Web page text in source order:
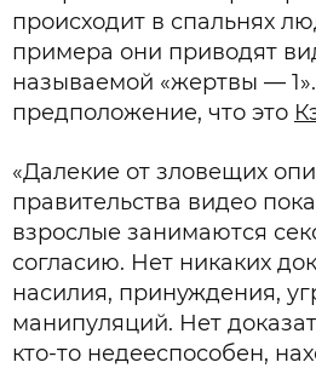
происходит в спальнях
примера они приводят
называемой «жертвы —
предположение, что это
«Далекие от зловещих
правительства видео
взрослые занимаются
согласию. Нет никаких
насилия, принуждения,
манипуляций. Нет
кто-то недееспособен,